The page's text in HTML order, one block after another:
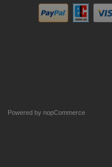
Powered by nopCommerce